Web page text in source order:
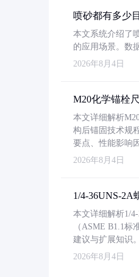
喷砂都有多少目
本文系统介绍了
的应用场景。数
2026年8月4日
M20化学锚栓
本文详细解析
构后锚固技术规
要点、性能影响
2026年8月4日
1/4-36UNS-2A
本文详细解析1/
（ASME B1.1
建议与扩展知识。
2026年8月4日